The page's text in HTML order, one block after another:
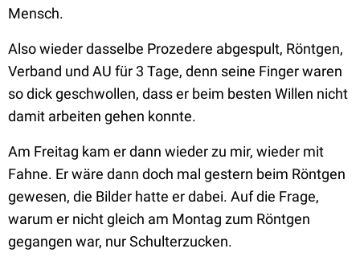
Mensch.
Also wieder dasselbe Prozedere abgespult, Röntgen,
Verband und AU für 3 Tage, denn seine Finger waren
so dick geschwollen, dass er beim besten Willen nicht
damit arbeiten gehen konnte.
Am Freitag kam er dann wieder zu mir, wieder mit
Fahne. Er wäre dann doch mal gestern beim Röntgen
gewesen, die Bilder hatte er dabei. Auf die Frage,
warum er nicht gleich am Montag zum Röntgen
gegangen war, nur Schulterzucken.